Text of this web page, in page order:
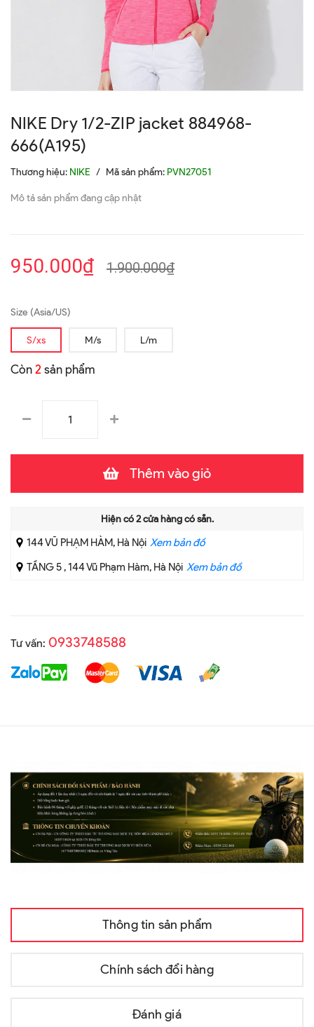
NIKE Dry 1/2-ZIP jacket 884968-
666(A195)
Thương hiệu: NIKE / Mã sản phẩm: PVN27051
Mô tả sản phẩm đang cập nhật
950.000₫ 1.900.000₫
Size (Asia/US)
S/xs M/s L/m
Còn 2 sản phẩm
Thêm vào giỏ
Hiện có2cửa hàng có sẵn.
144 VŨ PHẠM HÀM, Hà Nội Xem bản đồ
TẦNG 5 , 144 Vũ Phạm Hàm, Hà Nội Xem bản đồ
Tư vấn: 0933748588
Thông tin sản phẩm
Chính sách đổi hàng
Đánh giá